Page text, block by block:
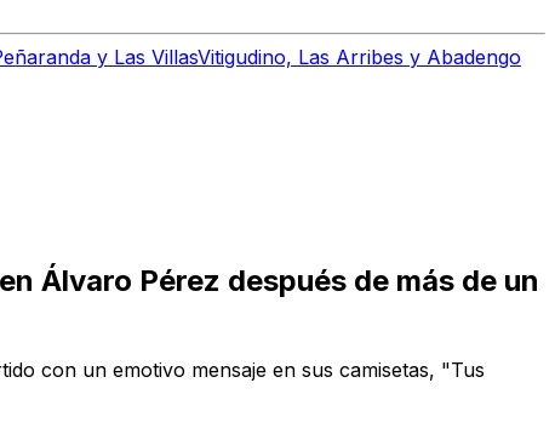
y Las VillasVitigudino, Las Arribes y Abadengo
Álvaro Pérez después de más de un
con un emotivo mensaje en sus camisetas, "Tus